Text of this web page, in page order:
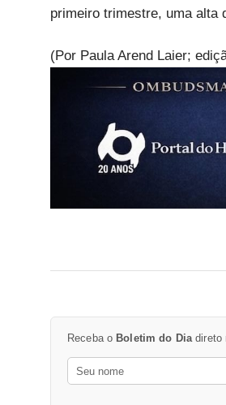
primeiro trimestre, uma alta
(Por Paula Arend Laier;
Receba o Boletim do Dia direto